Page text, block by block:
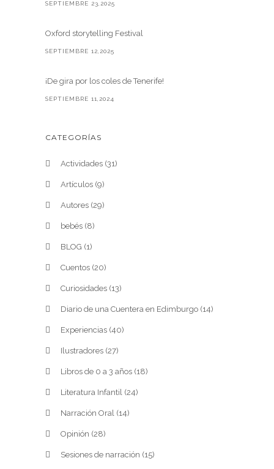
SEPTIEMBRE 23,2025
Oxford storytelling Festival
SEPTIEMBRE 12,2025
¡De gira por los coles de Tenerife!
SEPTIEMBRE 11,2024
CATEGORÍAS
Actividades (31)
Artículos (9)
Autores (29)
bebés (8)
BLOG (1)
Cuentos (20)
Curiosidades (13)
Diario de una Cuentera en Edimburgo (14)
Experiencias (40)
Ilustradores (27)
Libros de 0 a 3 años (18)
Literatura Infantil (24)
Narración Oral (14)
Opinión (28)
Sesiones de narración (15)